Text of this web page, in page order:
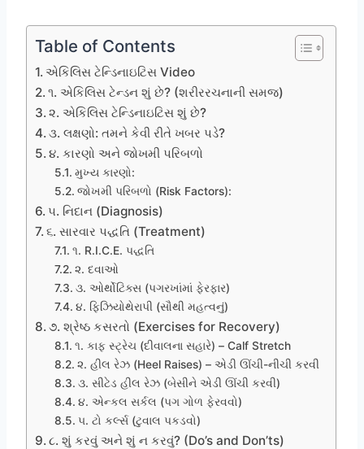
Table of Contents
એકિલિસ ટેન્ડિનાઇટિસ Video
૧. એકિલિસ ટેન્ડન શું છે? (શરીરરચનાની સમજ)
૨. એકિલિસ ટેન્ડિનાઇટિસ શું છે?
૩. લક્ષણો: તમને કેવી રીતે ખબર પડે?
૪. કારણો અને જોખમી પરિબળો
મુખ્ય કારણો:
જોખમી પરિબળો (Risk Factors):
૫. નિદાન (Diagnosis)
૬. સારવાર પદ્ધતિ (Treatment)
૧. R.I.C.E. પદ્ધતિ
૨. દવાઓ
૩. ઓર્થોટિક્સ (પગરખાંમાં ફેરફાર)
૪. ફિઝિયોથેરાપી (સૌથી મહત્વનું)
૭. શ્રેષ્ઠ કસરતો (Exercises for Recovery)
૧. કાફ સ્ટ્રેચ (દીવાલના સહારે) – Calf Stretch
૨. હીલ રેઝ (Heel Raises) – એડી ઊંચી-નીચી કરવી
૩. સીટેડ હીલ રેઝ (બેસીને એડી ઊંચી કરવી)
૪. એન્કલ સર્કલ (પગ ગોળ ફેરવવો)
૫. ટો કર્લ્સ (ટુવાલ પકડવો)
૮. શું કરવું અને શું ન કરવું? (Do’s and Don’ts)